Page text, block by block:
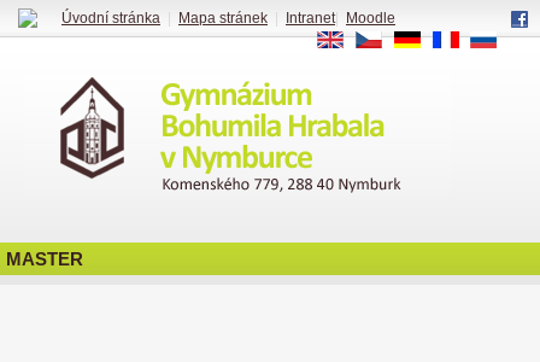
MASTER
Úvodní stránka Mapa stránek Intranet|
Moodle
EN
CS DE FR RU